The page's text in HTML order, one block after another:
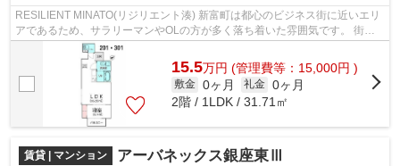
RESILIENT MINATO(リジリエント湊) 新富町は都心のビジネス街に近いエリ
アであるため、サラリーマンやOLの方が多く落ち着いた雰囲気です。 街の
住み心地に加え、通勤や休日の遊び、...
15.5万円 (管理費等：15,000円 )
敷金 0ヶ月 礼金 0ヶ月
2階 / 1LDK / 31.71㎡
賃貸 | マンション アーバネックス銀座東Ⅲ